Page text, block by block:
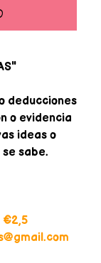
deducciones
o evidencia
ideas o
sabe. ⠀
€2,5